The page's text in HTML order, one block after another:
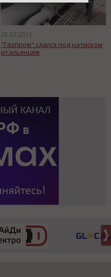
25.07.2011
"Газпром" сдался под натиском
итальянцев